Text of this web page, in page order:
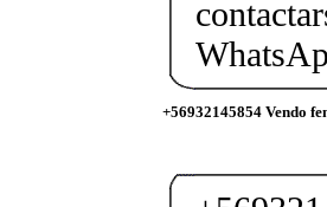
+56932145854 Vendo